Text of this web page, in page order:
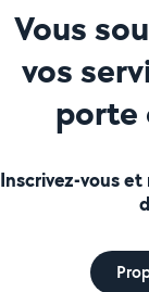
Vous
vos
porte
Inscrivez-vous